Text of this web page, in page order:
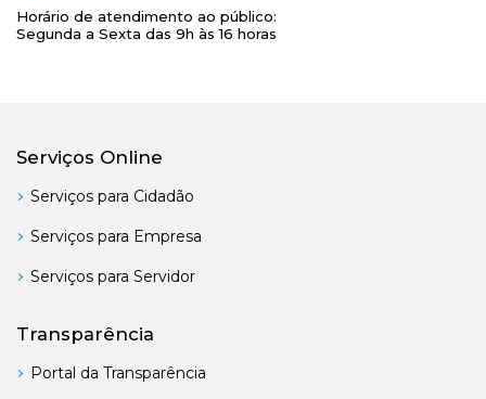
Horário de atendimento ao público:
Segunda a Sexta das 9h às 16 horas
Serviços Online
Serviços para Cidadão
Serviços para Empresa
Serviços para Servidor
Transparência
Portal da Transparência